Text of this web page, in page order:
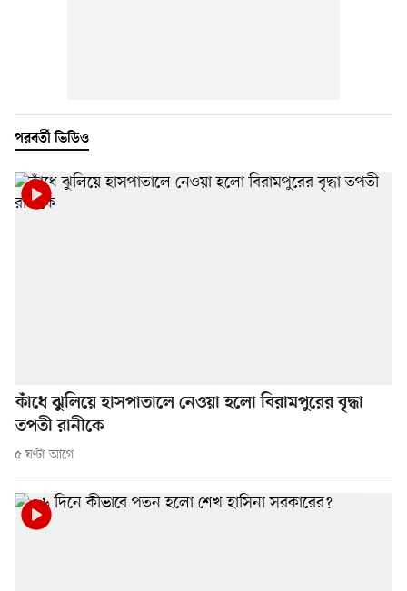
পরবর্তী ভিডিও
কাঁধে ঝুলিয়ে হাসপাতালে নেওয়া হলো বিরামপুরের বৃদ্ধা
তপতী রানীকে
৫ ঘণ্টা আগে